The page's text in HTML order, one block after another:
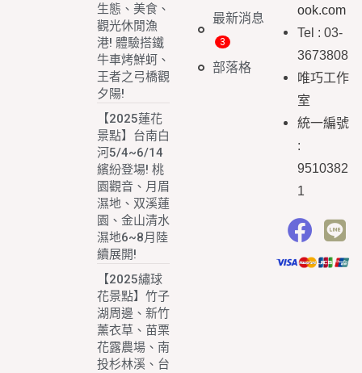
生態、美食、
觀光休閒漁
港! 體驗搭鐵
牛車烤鮮蚵、
王者之弓橋觀
夕陽!
【2025蓮花
景點】台南白
河5/4~6/14
繽紛登場! 桃
園觀音、月眉
濕地、双溪蓮
園、金山清水
濕地6~8月陸
續展開!
【2025繡球
花景點】竹子
湖周邊、新竹
薰衣草、苗栗
花露農場、南
投杉林溪、台
最新消息
部落格
ook.com
Tel : 03-
3673808
唯巧工作
室
統一編號
:
9510382
1